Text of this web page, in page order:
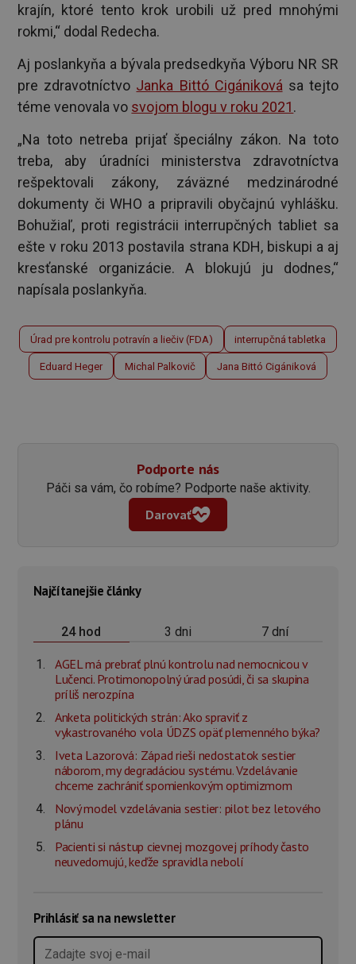
krajín, ktoré tento krok urobili už pred mnohými
rokmi,“ dodal Redecha.
Aj poslankyňa a bývala predsedkyňa Výboru NR SR
pre zdravotníctvo Janka Bittó Cigánikovása tejto
téme venovala vo svojom blogu v roku 2021.
„Na toto netreba prijať špeciálny zákon. Na toto
treba, aby úradníci ministerstva zdravotníctva
rešpektovali zákony, záväzné medzinárodné
dokumenty či WHO a pripravili obyčajnú vyhlášku.
Bohužiaľ, proti registrácii interrupčných tabliet sa
ešte v roku 2013 postavila strana KDH, biskupi a aj
kresťanské organizácie. A blokujú ju dodnes,“
napísala poslankyňa.
Úrad pre kontrolu potravín a liečiv (FDA) interrupčná tabletka
Eduard Heger Michal Palkovič Jana Bittó Cigániková
Podporte nás
Páči sa vám, čo robíme? Podporte naše aktivity.
Darovať
Najčítanejšie články
24 hod 3 dni 7 dní
AGEL má prebrať plnú kontrolu nad nemocnicou v
Lučenci. Protimonopolný úrad posúdi, či sa skupina
príliš nerozpína
Anketa politických strán: Ako spraviť z
vykastrovaného vola ÚDZS opäť plemenného býka?
Iveta Lazorová: Západ rieši nedostatok sestier
náborom, my degradáciou systému. Vzdelávanie
chceme zachrániť spomienkovým optimizmom
Nový model vzdelávania sestier: pilot bez letového
plánu
Pacienti si nástup cievnej mozgovej príhody často
neuvedomujú, keďže spravidla nebolí
Prihlásiť sa na newsletter